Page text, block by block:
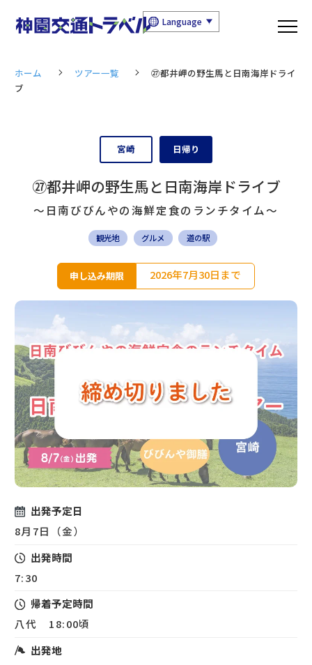
Language
ホーム ツアー一覧
㉗都井岬の野生馬と日南海岸ドライ
ブ
宮崎 日帰り
㉗都井岬の野生馬と日南海岸ドライブ
〜日南びびんやの海鮮定食のランチタイム〜
観光地 グルメ 道の駅
申し込み期限 2026年7月30日まで
出発予定日
8月7日（金）
出発時間
7:30
帰着予定時間
八代 18:00頃
出発地